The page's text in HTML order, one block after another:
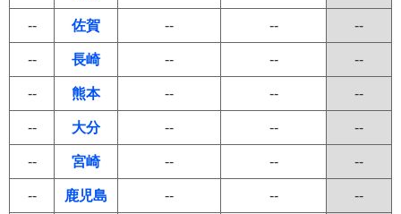
-- 佐賀 -- -- --
-- 長崎 -- -- --
-- 熊本 -- -- --
-- 大分 -- -- --
-- 宮崎 -- -- --
-- 鹿児島 -- -- --